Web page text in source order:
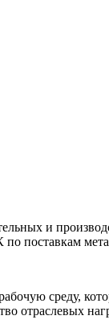
и
поставкам
среду,
отраслевых